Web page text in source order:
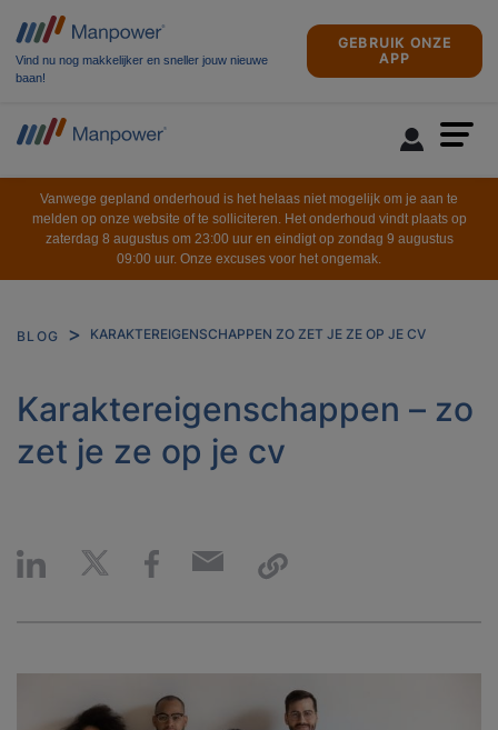
Vind nu nog makkelijker en sneller jouw nieuwe
baan!
GEBRUIK ONZE
APP
Vanwege gepland onderhoud is het helaas niet mogelijk om je aan te
melden op onze website of te solliciteren. Het onderhoud vindt plaats op
zaterdag 8 augustus om 23:00 uur en eindigt op zondag 9 augustus
09:00 uur. Onze excuses voor het ongemak.
BLOG KARAKTEREIGENSCHAPPEN ZO ZET JE ZE OP JE CV
Karaktereigenschappen – zo
zet je ze op je cv